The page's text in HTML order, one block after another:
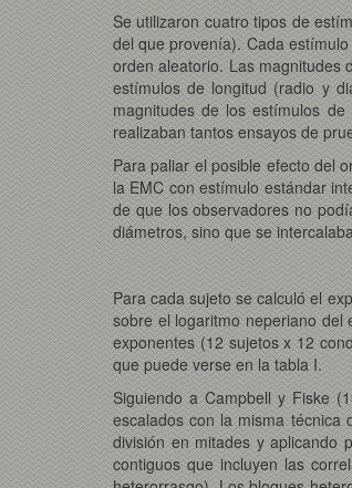
Se utilizaron cuatro tipos de
del que provenía). Cada
orden aleatorio. Las magnitudes
estímulos de longitud (radio y
magnitudes de los estímulos
realizaban tantos ensayos de
Para paliar el posible efecto del
la EMC con estímulo estándar
de que los observadores no
diámetros, sino que se
Para cada sujeto se calculó el
sobre el logaritmo neperiano
exponentes (12 sujetos x 12
que puede verse en la tabla I.
Siguiendo a Campbell y Fiske
escalados con la misma técnica
división en mitades y aplicando
contiguos que incluyen las